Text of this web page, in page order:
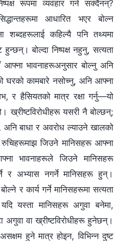
रूपमा व्यवहार गर्न सक्दैनन्?
आधारित भएर बोल्न
शब्दहरूलाई कहिल्यै पनि तथ्यमा
बोल्दा निष्पक्ष नहुनु, सत्यता
भावनाहरूअनुसार बोल्नु अनि
घरको कामबारे नसोच्नु, अनि आफ्ना
र हैसियतको मात्र रक्षा गर्नु—यो
ख्रीष्टविरोधीहरू यसरी नै बोल्छन्;
बाधा र अवरोध ल्याउने खालको
जिउने मानिसहरू आफ्ना
भावनाहरूले जिउने मानिसहरू
र अभ्यास नगर्ने मानिसहरू हुन्।
र कार्य गर्ने मानिसहरूमा सत्यता
यस्ता मानिसहरू अगुवा बनेमा,
अगुवा वा ख्रीष्टविरोधीहरू हुनेछन्।
हुने मात्र होइन, विभिन्‍न दुष्ट